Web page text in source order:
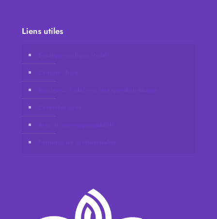
Liens utiles